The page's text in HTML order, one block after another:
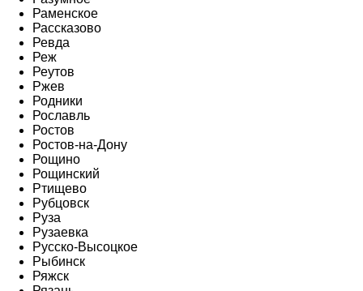
Раменское
Рассказово
Ревда
Реж
Реутов
Ржев
Родники
Рославль
Ростов
Ростов-на-Дону
Рощино
Рощинский
Ртищево
Рубцовск
Руза
Рузаевка
Русско-Высоцкое
Рыбинск
Ряжск